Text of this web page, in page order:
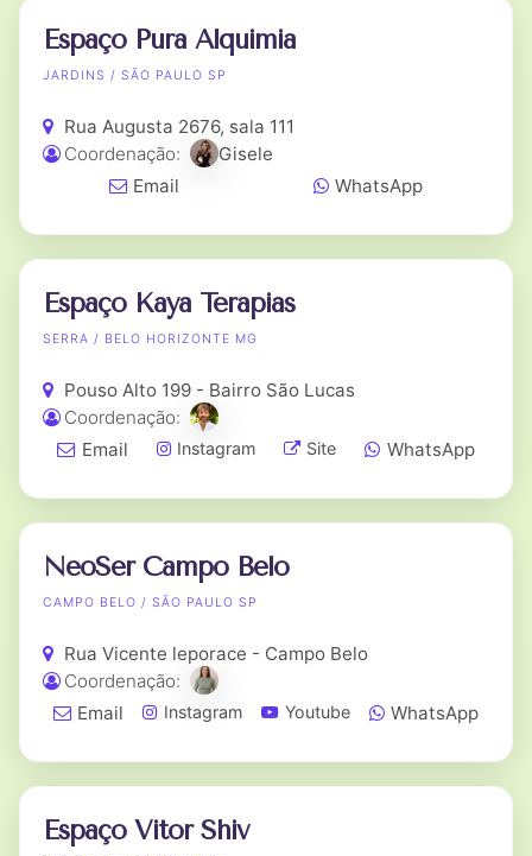
Espaço Pura Alquimia
JARDINS / SÃO PAULO SP
Rua Augusta 2676, sala 111
Coordenação:
Gisele
Email
WhatsApp
Espaço Kaya Terapias
SERRA / BELO HORIZONTE MG
Pouso Alto 199 - Bairro São Lucas
Coordenação:
Email
Instagram Site WhatsApp
NeoSer Campo Belo
CAMPO BELO / SÃO PAULO SP
Rua Vicente leporace - Campo Belo
Coordenação:
Email
Instagram Youtube WhatsApp
Espaço Vitor Shiv